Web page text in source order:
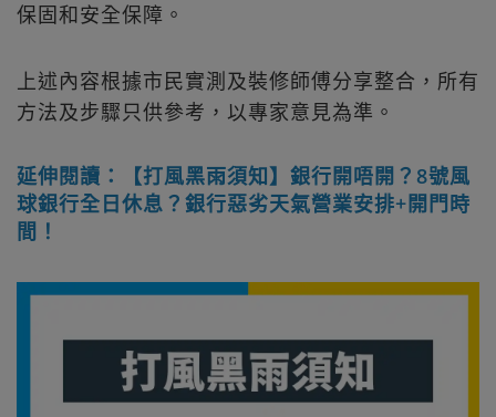
保固和安全保障。
上述內容根據市民實測及裝修師傅分享整合，所有
方法及步驟只供參考，以專家意見為準。
延伸閱讀：【打風黑雨須知】銀行開唔開？8號風
球銀行全日休息？銀行惡劣天氣營業安排+開門時
間！